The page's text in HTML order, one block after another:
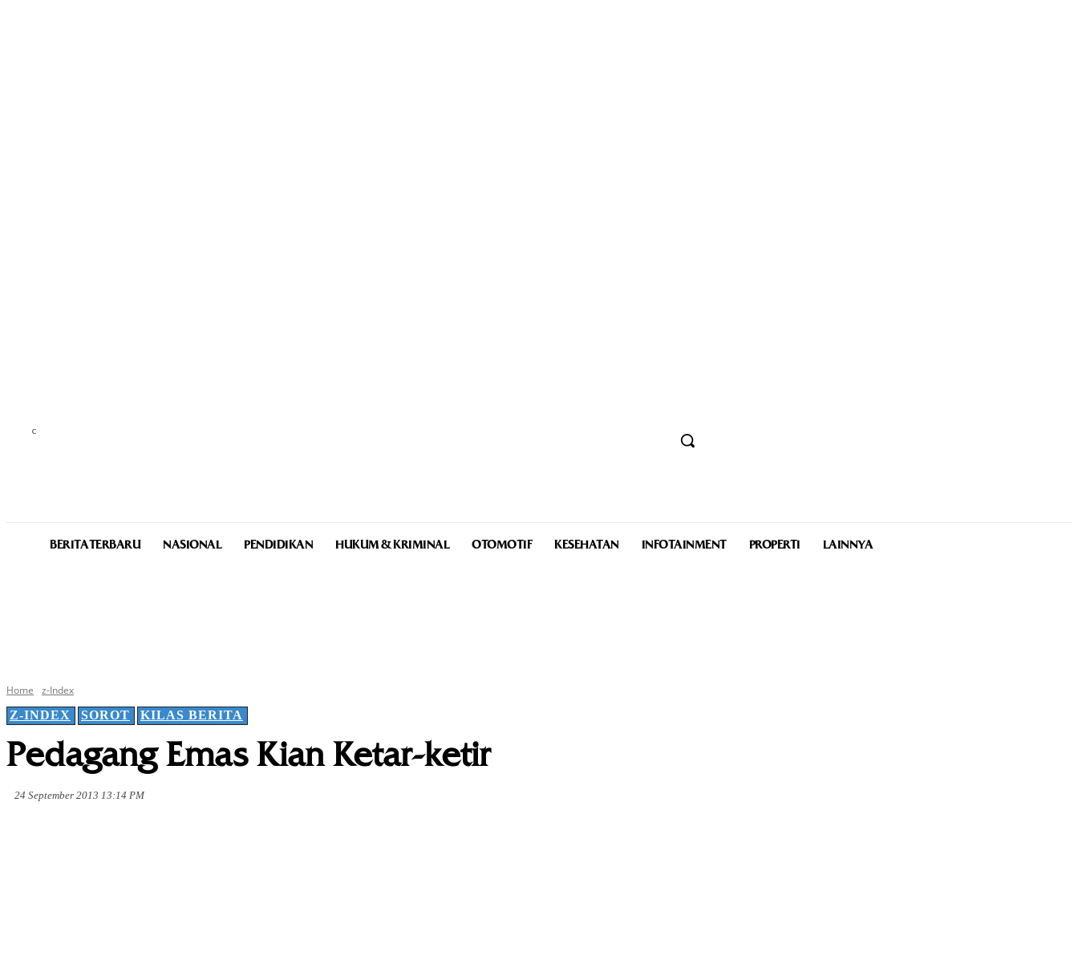
C
BERITA TERBARU NASIONAL PENDIDIKAN HUKUM & KRIMINAL OTOMOTIF KESEHATAN INFOTAINMENT PROPERTI LAINNYA
Home
z-Index
Z-INDEX
SOROT KILAS BERITA
Pedagang Emas Kian Ketar-ketir
24 September 2013 13:14 PM